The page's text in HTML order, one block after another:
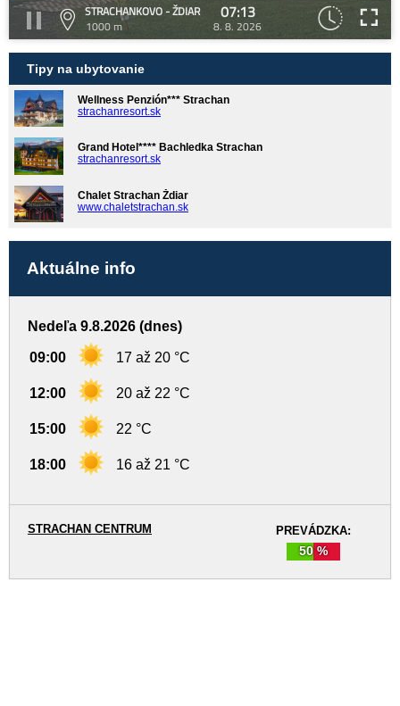
STRACHANKOVO - ŽDIAR
1000 m
07:13
8. 8. 2026
Tipy na ubytovanie
Wellness Penzión*** Strachan
strachanresort.sk
Grand Hotel**** Bachledka Strachan
strachanresort.sk
Chalet Strachan Ždiar
www.chaletstrachan.sk
Aktuálne info
Nedeľa 9.8.2026 (dnes)
09:00 17 až 20 °C
12:00 20 až 22 °C
15:00 22 °C
18:00 16 až 21 °C
PREVÁDZKA:
50 %
STRACHAN CENTRUM